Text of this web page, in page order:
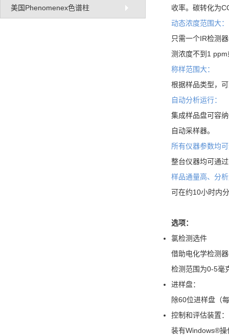
美国Phenomenex色谱柱
收率。碳转化为
动态浓度范围大：
只需一个IR检测
测浓度不到1
称样范围大：
根据样品类型，
自动分析运行：
集成样品盘可容
自动采样器。
所有仪器参数均
整台仪器均可通
样品通量高、分
可在约10小时内
选项：
氯检测选件
借助电化学检测
检测范围为0-5毫
进样盘：
除60位进样盘（
控制和评估装置：
装有Windows®操